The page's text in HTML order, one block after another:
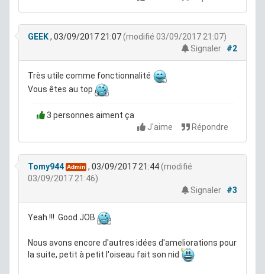
GEEK, 03/09/2017 21:07(modifié 03/09/2017 21:07)
Signaler
#2
Très utile comme fonctionnalité
Vous êtes au top
3 personnes aiment ça
J'aime
Répondre
Tomy944 Admin , 03/09/2017 21:44(modifié
03/09/2017 21:46)
Signaler
#3
Yeah !!! Good JOB
Nous avons encore d'autres idées d'ameliorations pour
la suite, petit à petit l'oiseau fait son nid